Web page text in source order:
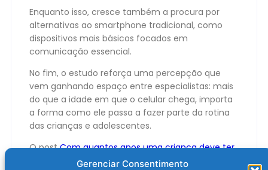
Gerenciar Consentimento
Enquanto isso, cresce também a procura por
alternativas ao smartphone tradicional, como
dispositivos mais básicos focados em
comunicação essencial.
No fim, o estudo reforça uma percepção que
vem ganhando espaço entre especialistas: mais
do que a idade em que o celular chega, importa
a forma como ele passa a fazer parte da rotina
das crianças e adolescentes.
O postCom quantos anos uma criança deve ter
celular? Descubra!apareceu primeiro em